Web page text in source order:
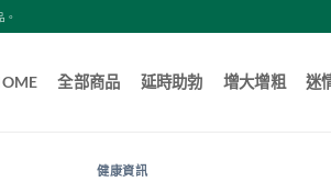
。
全部商品 延時助勃 增大增粗 迷
健康資訊